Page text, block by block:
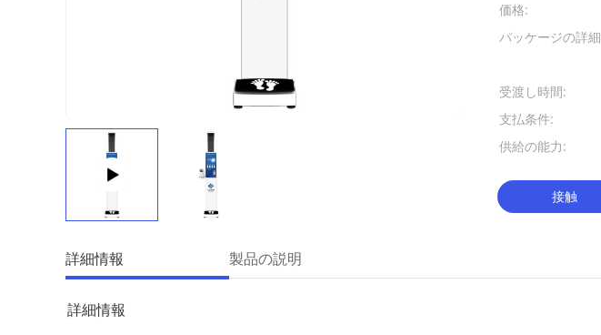
価格:
パッケージの詳
受渡し時間:
支払条件:
供給の能力:
接触
詳細情報 製品の説明
詳細情報